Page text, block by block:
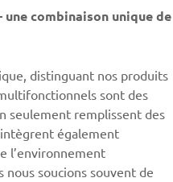
une combinaison unique de
distinguant nos produits
sont des
seulement remplissent des
également
l’environnement
nous soucions souvent de